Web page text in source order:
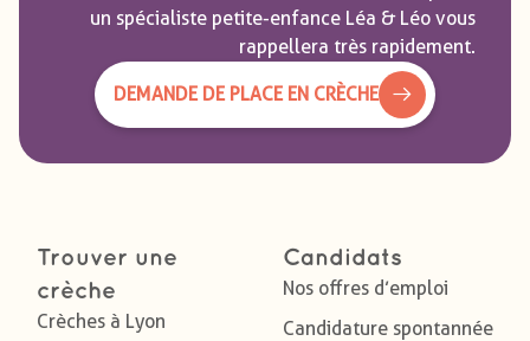
un spécialiste petite-enfance Léa & Léo vous
rappellera très rapidement.
DEMANDE DE PLACE EN CRÈCHE
Trouver une
crèche
Crèches à Lyon
Candidats
Nos offres d’emploi
Candidature spontannée